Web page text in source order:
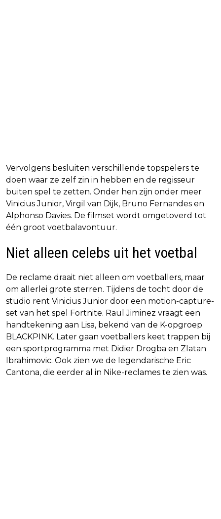
Vervolgens besluiten verschillende topspelers te
doen waar ze zelf zin in hebben en de regisseur
buiten spel te zetten. Onder hen zijn onder meer
Vinicius Junior, Virgil van Dijk, Bruno Fernandes en
Alphonso Davies. De filmset wordt omgetoverd tot
één groot voetbalavontuur.
Niet alleen celebs uit het voetbal
De reclame draait niet alleen om voetballers, maar
om allerlei grote sterren. Tijdens de tocht door de
studio rent Vinicius Junior door een motion-capture-
set van het spel Fortnite. Raul Jiminez vraagt een
handtekening aan Lisa, bekend van de K-opgroep
BLACKPINK. Later gaan voetballers keet trappen bij
een sportprogramma met Didier Drogba en Zlatan
Ibrahimovic. Ook zien we de legendarische Eric
Cantona, die eerder al in Nike-reclames te zien was.